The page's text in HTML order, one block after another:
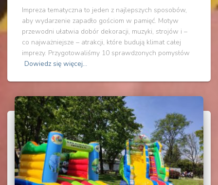
Impreza tematyczna to jeden z najlepszych sposobów,
aby wydarzenie zapadło gościom w pamięć. Motyw
przewodni ułatwia dobór dekoracji, muzyki, strojów i –
co najważniejsze – atrakcji, które budują klimat całej
imprezy. Przygotowaliśmy 10 sprawdzonych pomysłów
Dowiedz się więcej…